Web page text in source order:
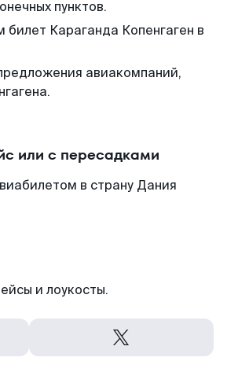
пунктов.
Караганда Копенгаген в
авиакомпаний,
или с пересадками
в страну Дания
и лоукосты.